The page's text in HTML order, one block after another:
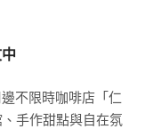
不限時咖啡店「仁
手作甜點與自在氛